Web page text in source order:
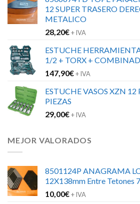
12 SUPER TRASERO
METALICO
28,20€+ IVA
ESTUCHE
1/2 + TORX +
147,90€+ IVA
ESTUCHE VASOS XZN
PIEZAS
29,00€+ IVA
MEJOR VALORADOS
8501124P ANAGRAMA
12X138mm Entre Tetones
10,00€+ IVA